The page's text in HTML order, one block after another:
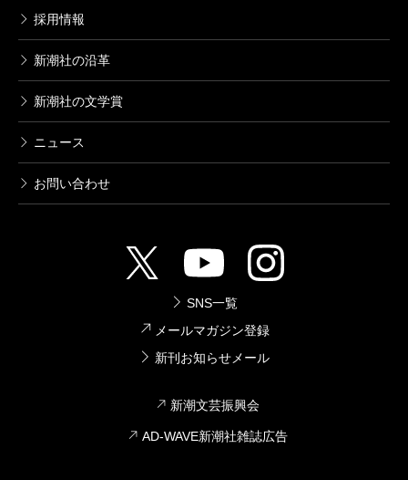
採用情報
新潮社の沿革
新潮社の文学賞
ニュース
お問い合わせ
SNS一覧
メールマガジン登録
新刊お知らせメール
新潮文芸振興会
AD-WAVE新潮社雑誌広告